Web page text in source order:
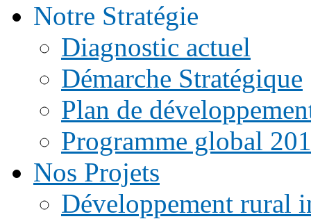
Notre Stratégie
Diagnostic actuel
Démarche Stratégique
Plan de
Programme global
Nos Projets
Développement rural